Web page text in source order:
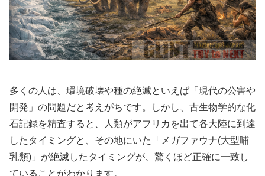
多くの人は、環境破壊や種の絶滅といえば「現代の公害や
開発」の問題だと考えがちです。しかし、古生物学的な化
石記録を精査すると、人類がアフリカを出て各大陸に到達
したタイミングと、その地にいた「メガファウナ(大型哺
乳類)」が絶滅したタイミングが、驚くほど正確に一致し
ていることがわかります。